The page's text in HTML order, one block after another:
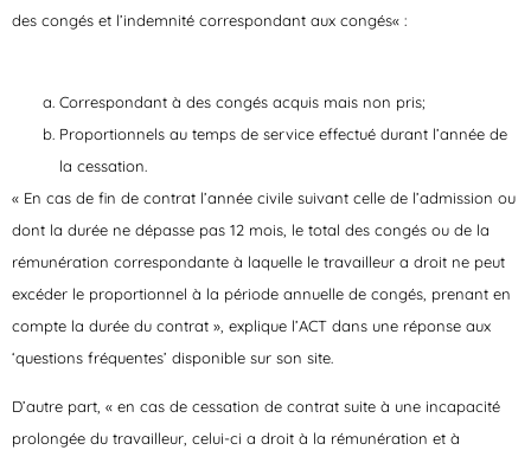
des congés et l’indemnité correspondant aux congés« :
Correspondant à des congés acquis mais non pris;
Proportionnels au temps de service effectué durant l’année de
la cessation.
« En cas de fin de contrat l’année civile suivant celle de l’admission ou
dont la durée ne dépasse pas 12 mois, le total des congés ou de la
rémunération correspondante à laquelle le travailleur a droit ne peut
excéder le proportionnel à la période annuelle de congés, prenant en
compte la durée du contrat », explique l’ACT dans une réponse aux
‘questions fréquentes’ disponible sur son site.
D’autre part, « en cas de cessation de contrat suite à une incapacité
prolongée du travailleur, celui-ci a droit à la rémunération et à